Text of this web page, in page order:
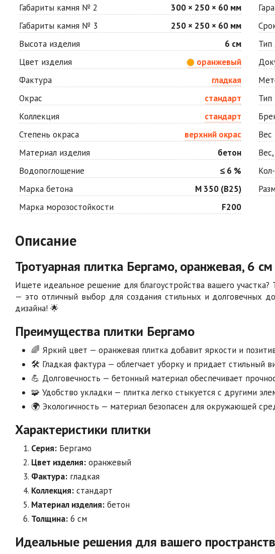
Цена по запросу Цена по запросу
Яшма
Габариты камня № 2
300 × 250 × 60 мм
Габариты камня № 3
250 × 250 × 60 мм
Высота изделия
6 см
Цвет изделия
оранжевый
Фактура
гладкая
Окрас
стандарт
Коллекция
стандарт
Степень окраса
верхний окрас
Материал изделия
бетон
Водопоглощение
≤ 6 %
Марка бетона
М 350 (В25)
Марка морозостойкости
F200
Тип
Тип
Вес
Описание
Тротуарная плитка Бергамо, оранжевая, 6 см
Ищете идеальное решение для благоустройства вашего
— это отличный выбор для создания стильных и долговечных
дизайна! 🌟
Преимущества плитки Бергамо
🌈 Яркий цвет — оранжевая плитка добавит яркости и
🛠️ Гладкая фактура — облегчает уборку и придает стильный
💪 Долговечность — бетонный материал обеспечивает
🧩 Удобство укладки — плитка легко стыкуется с другими
🌍 Экологичность — материал безопасен для окружающей
Характеристики плитки
Серия: Бергамо
Цвет изделия: оранжевый
Фактура: гладкая
Коллекция: стандарт
Материал изделия: бетон
Толщина: 6 см
Идеальные решения для вашего